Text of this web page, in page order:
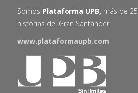
Somos Plataforma UPB, más de
historias del Gran Santander.
www.plataformaupb.com